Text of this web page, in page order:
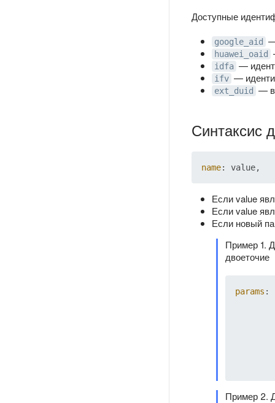
Доступные
google_aid
huawei_oaid
idfa —
ifv —
ext_duid —
Синтаксис
name
Если value
Если value
Если новый
Пример 1.
двоеточие
params :
Пример 2.